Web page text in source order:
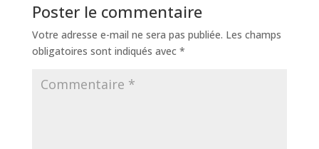
Poster le commentaire
Votre adresse e-mail ne sera pas publiée. Les champs
obligatoires sont indiqués avec *